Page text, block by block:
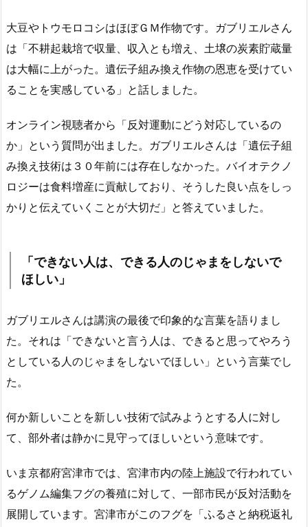
大豆やトウモロコシはほぼＧＭ作物です。ガブリエルさん
は「不耕起栽培で収量、収入とも増え、土壌の炭素貯蔵量
は大幅に上がった。遺伝子組み換え作物の恩恵を受けてい
ることを実感している」と話しました。
オンライン視聴者から「反対運動にどう対応しているの
か」という質問が出ました。ガブリエルさんは「遺伝子組
み換え技術は３０年前には存在しなかった。バイオテクノ
ロジーは食料増産に貢献しており、そうした良い点をしっ
かりと伝えていくことが大切だ」と答えていました。
「できない人は、できる人のじゃまをしないで
ほしい」
ガブリエルさんは講演の最後で印象的な言葉を語りまし
た。それは「できないと言う人は、できると思ってやろう
としている人のじゃまをしないでほしい」という言葉でし
た。
何か新しいことを新しい技術で試みようとする人に対し
て、部外者は静かに見守ってほしいという意味です。
いま京都府宮津市では、宮津市内の陸上施設で行われてい
るゲノム編集フグの養殖に対して、一部市民が反対活動を
展開しています。宮津市がこのフグを「ふるさと納税返礼